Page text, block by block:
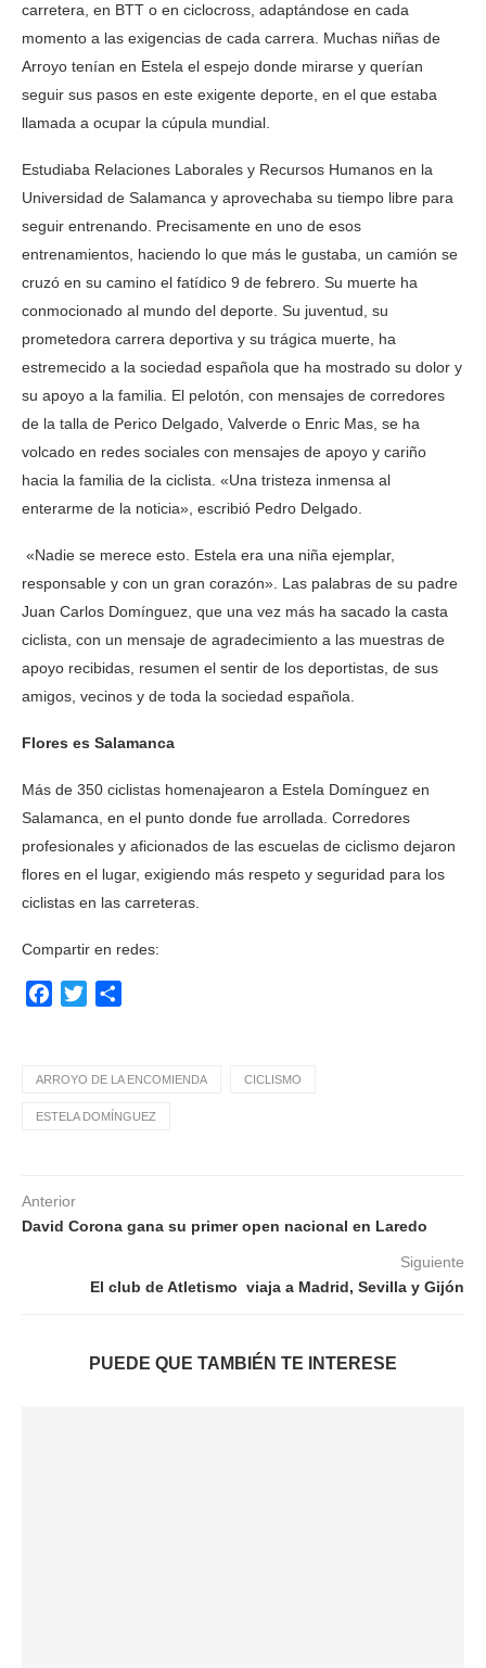
carretera, en BTT o en ciclocross, adaptándose en cada
momento a las exigencias de cada carrera. Muchas niñas de
Arroyo tenían en Estela el espejo donde mirarse y querían
seguir sus pasos en este exigente deporte, en el que estaba
llamada a ocupar la cúpula mundial.
Estudiaba Relaciones Laborales y Recursos Humanos en la
Universidad de Salamanca y aprovechaba su tiempo libre para
seguir entrenando. Precisamente en uno de esos
entrenamientos, haciendo lo que más le gustaba, un camión se
cruzó en su camino el fatídico 9 de febrero. Su muerte ha
conmocionado al mundo del deporte. Su juventud, su
prometedora carrera deportiva y su trágica muerte, ha
estremecido a la sociedad española que ha mostrado su dolor y
su apoyo a la familia. El pelotón, con mensajes de corredores
de la talla de Perico Delgado, Valverde o Enric Mas, se ha
volcado en redes sociales con mensajes de apoyo y cariño
hacia la familia de la ciclista. «Una tristeza inmensa al
enterarme de la noticia», escribió Pedro Delgado.
«Nadie se merece esto. Estela era una niña ejemplar,
responsable y con un gran corazón». Las palabras de su padre
Juan Carlos Domínguez, que una vez más ha sacado la casta
ciclista, con un mensaje de agradecimiento a las muestras de
apoyo recibidas, resumen el sentir de los deportistas, de sus
amigos, vecinos y de toda la sociedad española.
Flores es Salamanca
Más de 350 ciclistas homenajearon a Estela Domínguez en
Salamanca, en el punto donde fue arrollada. Corredores
profesionales y aficionados de las escuelas de ciclismo dejaron
flores en el lugar, exigiendo más respeto y seguridad para los
ciclistas en las carreteras.
Compartir en redes:
Facebook
Twitter
ARROYO DE LA ENCOMIENDA CICLISMO
ESTELA DOMÍNGUEZ
Anterior
David Corona gana su primer open nacional en Laredo
Siguiente
El club de Atletismo viaja a Madrid, Sevilla y Gijón
PUEDE QUE TAMBIÉN TE INTERESE